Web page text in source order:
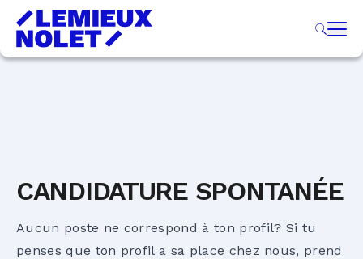
CANDIDATURE SPONTANÉE
Aucun poste ne correspond à ton profil? Si tu
penses que ton profil a sa place chez nous, prend